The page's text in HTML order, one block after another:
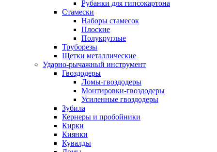
Рубанки для гипсокартона
Стамески
Наборы стамесок
Плоские
Полукруглые
Труборезы
Щетки металлические
Ударно-рычажный инструмент
Гвоздодеры
Ломы-гвоздодеры
Монтировки-гвоздодеры
Усиленные гвоздодеры
Зубила
Кернеры и пробойники
Кирки
Киянки
Кувалды